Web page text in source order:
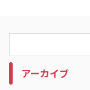
アーカイブ